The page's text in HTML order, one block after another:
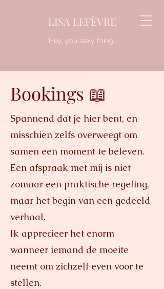
LISA LEFÈVRE
Hey, you sexy thing.
Bookings 📖
Spannend dat je hier bent, en
misschien zelfs overweegt om
samen een moment te beleven.
Een afspraak met mij is niet
zomaar een praktische regeling,
maar het begin van een gedeeld
verhaal.
Ik apprecieer het enorm
wanneer iemand de moeite
neemt om zichzelf even voor te
stellen.